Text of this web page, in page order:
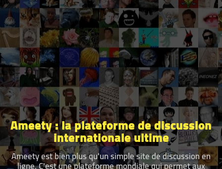
Ameety : la plateforme de discussion
internationale ultime
Ameety est bien plus qu'un simple site de discussion en
ligne. C'est une plateforme mondiale qui permet aux